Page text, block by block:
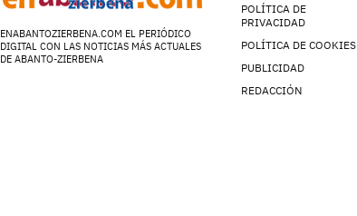
ENABANTOZIERBENA.COM EL PERIÓDICO
DIGITAL CON LAS NOTICIAS MÁS ACTUALES
DE ABANTO-ZIERBENA
POLÍTICA DE
PRIVACIDAD
POLÍTICA DE COOKIES
PUBLICIDAD
REDACCIÓN